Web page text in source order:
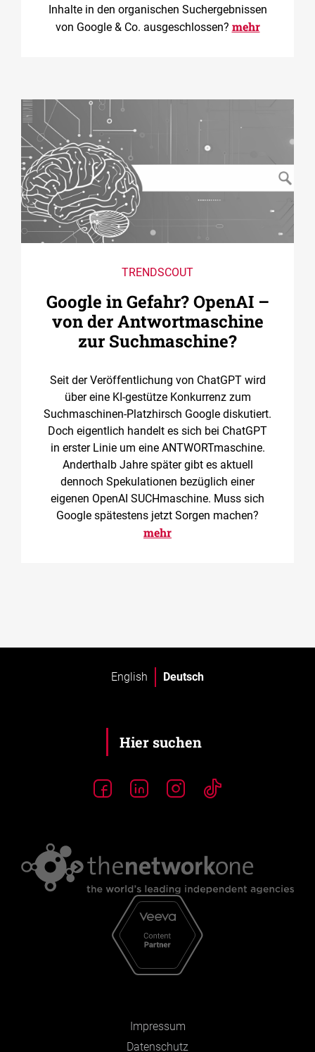
Inhalte in den organischen Suchergebnissen
von Google & Co. ausgeschlossen? mehr
TRENDSCOUT
Google in Gefahr? OpenAI –
von der Antwortmaschine
zur Suchmaschine?
Seit der Veröffentlichung von ChatGPT wird
über eine KI-gestütze Konkurrenz zum
Suchmaschinen-Platzhirsch Google diskutiert.
Doch eigentlich handelt es sich bei ChatGPT
in erster Linie um eine ANTWORTmaschine.
Anderthalb Jahre später gibt es aktuell
dennoch Spekulationen bezüglich einer
eigenen OpenAI SUCHmaschine. Muss sich
Google spätestens jetzt Sorgen machen?
mehr
English Deutsch
Impressum
Datenschutz